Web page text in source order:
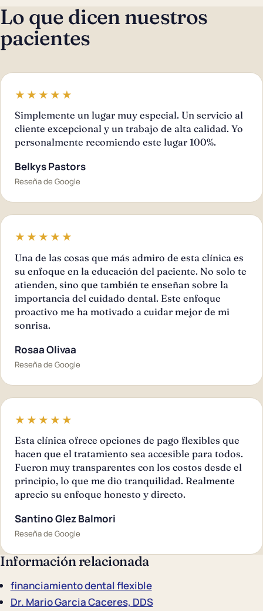
Lo que dicen nuestros
pacientes
★★★★★
Simplemente un lugar muy especial. Un servicio al
cliente excepcional y un trabajo de alta calidad. Yo
personalmente recomiendo este lugar 100%.
Belkys Pastors
Reseña de Google
★★★★★
Una de las cosas que más admiro de esta clínica es
su enfoque en la educación del paciente. No solo te
atienden, sino que también te enseñan sobre la
importancia del cuidado dental. Este enfoque
proactivo me ha motivado a cuidar mejor de mi
sonrisa.
Rosaa Olivaa
Reseña de Google
★★★★★
Esta clínica ofrece opciones de pago flexibles que
hacen que el tratamiento sea accesible para todos.
Fueron muy transparentes con los costos desde el
principio, lo que me dio tranquilidad. Realmente
aprecio su enfoque honesto y directo.
Santino Glez Balmori
Reseña de Google
Información relacionada
financiamiento dental flexible
Dr. Mario Garcia Caceres, DDS